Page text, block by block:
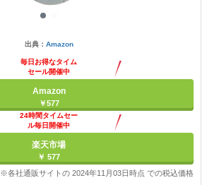
出典： Amazon
毎日お得なタイム
セール開催中
Amazon
￥577
24時間タイムセー
ル毎日開催中
楽天市場
￥ 577
※各社通販サイトの 2024年11月03日時点 での税込価格